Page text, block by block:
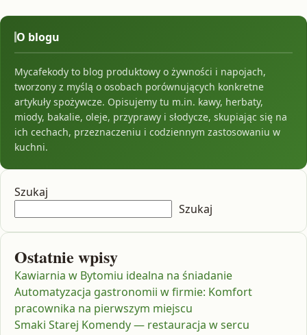
O blogu
Mycafekody to blog produktowy o żywności i napojach,
tworzony z myślą o osobach porównujących konkretne
artykuły spożywcze. Opisujemy tu m.in. kawy, herbaty,
miody, bakalie, oleje, przyprawy i słodycze, skupiając się na
ich cechach, przeznaczeniu i codziennym zastosowaniu w
kuchni.
Szukaj
Szukaj
Ostatnie wpisy
Kawiarnia w Bytomiu idealna na śniadanie
Automatyzacja gastronomii w firmie: Komfort
pracownika na pierwszym miejscu
Smaki Starej Komendy — restauracja w sercu